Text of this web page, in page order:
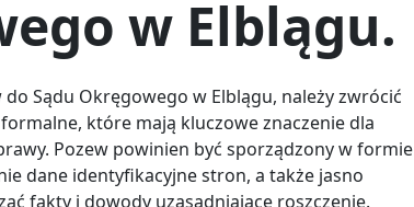
w Elblągu.
Sądu Okręgowego w Elblągu, należy zwrócić
które mają kluczowe znaczenie dla
Pozew powinien być sporządzony w formie
dane identyfikacyjne stron, a także jasno
fakty i dowody uzasadniające roszczenie.